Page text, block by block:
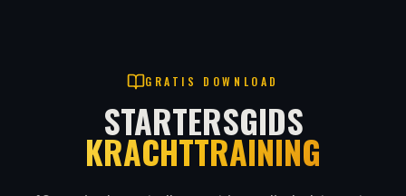
GRATIS DOWNLOAD
STARTERSGIDS
KRACHTTRAINING